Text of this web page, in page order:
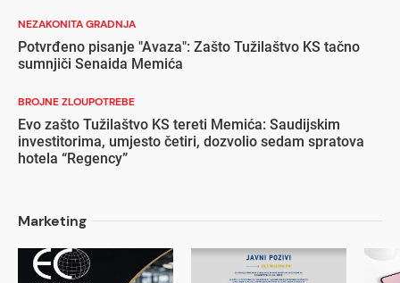
NEZAKONITA GRADNJA
Potvrđeno pisanje "Avaza": Zašto Tužilaštvo KS tačno
sumnjiči Senaida Memića
BROJNE ZLOUPOTREBE
Evo zašto Tužilaštvo KS tereti Memića: Saudijskim
investitorima, umjesto četiri, dozvolio sedam spratova
hotela “Regency”
Marketing